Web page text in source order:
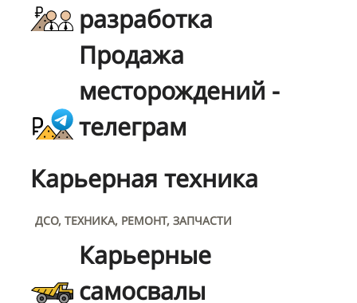
разработка
Продажа
месторождений -
телеграм
Карьерная техника
ДСО, ТЕХНИКА, РЕМОНТ, ЗАПЧАСТИ
Карьерные
самосвалы